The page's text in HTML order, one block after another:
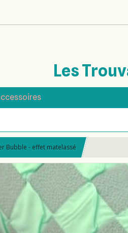
Les
Bubble - effet matelassé